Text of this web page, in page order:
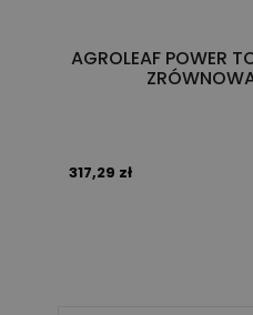
AGROLEAF POWER
317,29 zł